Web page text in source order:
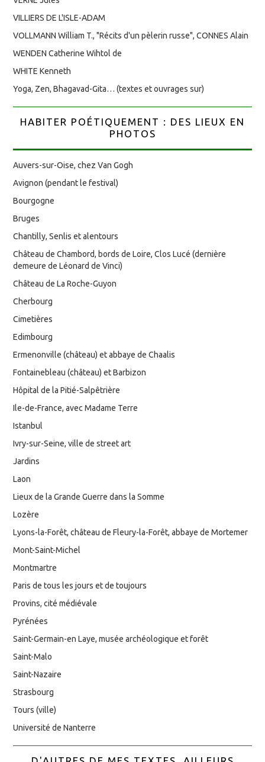
VILLIERS DE L'ISLE-ADAM
VOLLMANN William T., "Récits d'un pèlerin russe", CONNES Alain
WENDEN Catherine Wihtol de
WHITE Kenneth
Yoga, Zen, Bhagavad-Gita… (textes et ouvrages sur)
HABITER POÉTIQUEMENT : DES LIEUX EN
PHOTOS
Auvers-sur-Oise, chez Van Gogh
Avignon (pendant le festival)
Bourgogne
Bruges
Chantilly, Senlis et alentours
Château de Chambord, bords de Loire, Clos Lucé (dernière
demeure de Léonard de Vinci)
Château de La Roche-Guyon
Cherbourg
Cimetières
Edimbourg
Ermenonville (château) et abbaye de Chaalis
Fontainebleau (château) et Barbizon
Hôpital de la Pitié-Salpêtrière
Ile-de-France, avec Madame Terre
Istanbul
Ivry-sur-Seine, ville de street art
Jardins
Laon
Lieux de la Grande Guerre dans la Somme
Lozère
Lyons-la-Forêt, château de Fleury-la-Forêt, abbaye de Mortemer
Mont-Saint-Michel
Montmartre
Paris de tous les jours et de toujours
Provins, cité médiévale
Pyrénées
Saint-Germain-en Laye, musée archéologique et forêt
Saint-Malo
Saint-Nazaire
Strasbourg
Tours (ville)
Université de Nanterre